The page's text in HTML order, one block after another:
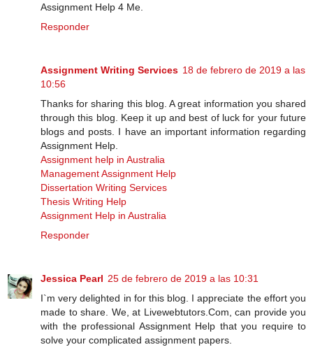
Assignment Help 4 Me.
Responder
Assignment Writing Services 18 de febrero de 2019 a las
10:56
Thanks for sharing this blog. A great information you shared
through this blog. Keep it up and best of luck for your future
blogs and posts. I have an important information regarding
Assignment Help.
Assignment help in Australia
Management Assignment Help
Dissertation Writing Services
Thesis Writing Help
Assignment Help in Australia
Responder
Jessica Pearl 25 de febrero de 2019 a las 10:31
I`m very delighted in for this blog. I appreciate the effort you
made to share. We, at Livewebtutors.Com, can provide you
with the professional Assignment Help that you require to
solve your complicated assignment papers.